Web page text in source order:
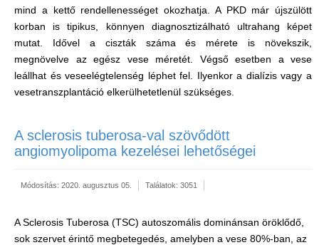
mind a kettő rendellenességet okozhatja. A PKD már újszülött
korban is tipikus, könnyen diagnosztizálható ultrahang képet
mutat. Idővel a ciszták száma és mérete is növekszik,
megnövelve az egész vese méretét. Végső esetben a vese
leállhat és veseelégtelenség léphet fel. Ilyenkor a dialízis vagy a
vesetranszplantáció elkerülhetetlenül szükséges.
A sclerosis tuberosa-val szövődött
angiomyolipoma kezelései lehetőségei
Módosítás: 2020. augusztus 05. Találatok: 3051
A Sclerosis Tuberosa (TSC) autoszomális dominánsan öröklődő,
sok szervet érintő megbetegedés, amelyben a vese 80%-ban, az